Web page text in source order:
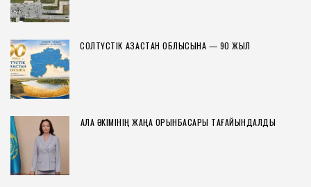
СОЛТҮСТІК ҚАЗАҚСТАН ОБЛЫСЫНА — 90 ЖЫЛ
ҚАЛА ӘКІМІНІҢ ЖАҢА ОРЫНБАСАРЫ ТАҒАЙЫНДАЛДЫ